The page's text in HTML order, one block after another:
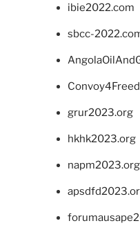
ibie2022.com
sbcc-
grur2023.org
hkhk2023.org
napm2023.org